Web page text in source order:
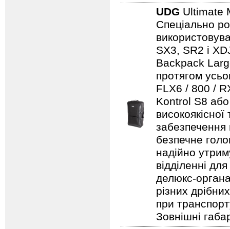
UDG Ultimate
Спеціально
SX3, SR2 і
Backpack
протягом
FLX6 / 800 /
Kontrol S8 або
забезпечення
безпечне
надійно
відділенні
делюкс-
різних
при
Зовнішні